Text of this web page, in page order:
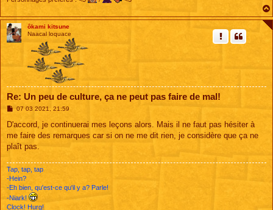
ôkami kitsune
Naacal loquace
Re: Un peu de culture, ça ne peut pas faire de mal!
M
s
a
g
07 03 2021, 21:59
D'accord, je continuerai mes leçons alors. Mais il ne faut pas hésiter à
me faire des remarques car si on ne me dit rien, je considère que ça ne
plaît pas.
Tap, tap, tap
-Hein?
-Eh bien, qu'est-ce qu'il y a? Parle!
-Niark!
Clock! Hurg!